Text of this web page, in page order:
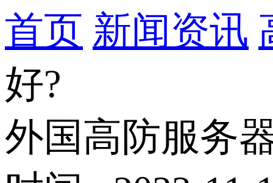
首页 新闻资讯
好?
外国高防服务